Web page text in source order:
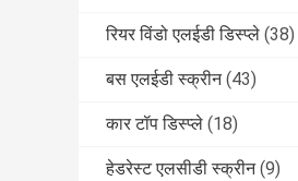
रियर विंडो एलईडी डिस्प्ले (38)
बस एलईडी स्क्रीन (43)
कार टॉप डिस्प्ले (18)
हेडरेस्ट एलसीडी स्क्रीन (9)